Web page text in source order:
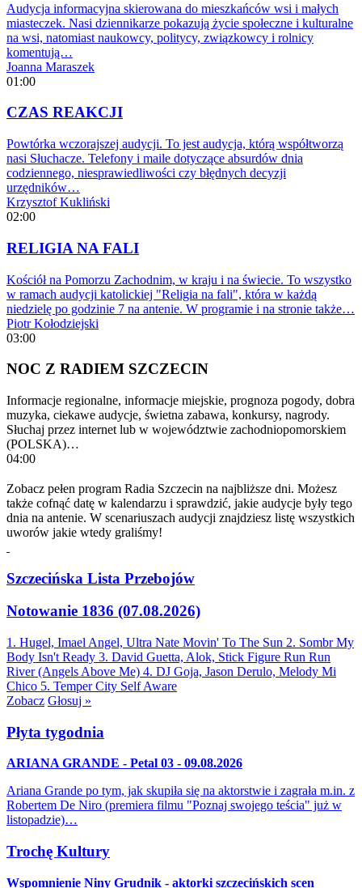
Audycja informacyjna skierowana do mieszkańców wsi i małych
miasteczek. Nasi dziennikarze pokazują życie społeczne i kulturalne
na wsi, natomiast naukowcy, politycy, związkowcy i rolnicy
komentują…
Joanna Maraszek
01:00
CZAS REAKCJI
Powtórka wczorajszej audycji. To jest audycja, którą współtworzą
nasi Słuchacze. Telefony i maile dotyczące absurdów dnia
codziennego, niesprawiedliwości czy błędnych decyzji
urzędników…
Krzysztof Kukliński
02:00
RELIGIA NA FALI
Kościół na Pomorzu Zachodnim, w kraju i na świecie. To wszystko
w ramach audycji katolickiej "Religia na fali", która w każdą
niedzielę po godzinie 7 na antenie. W programie i na stronie także…
Piotr Kołodziejski
03:00
NOC Z RADIEM SZCZECIN
Informacje regionalne, informacje miejskie, prognoza pogody, dobra
muzyka, ciekawe audycje, świetna zabawa, konkursy, nagrody.
Słuchaj przez internet lub w województwie zachodniopomorskiem
(POLSKA)…
04:00
Zobacz pełen program Radia Szczecin na najbliższe dni. Możesz
także cofnąć datę w kalendarzu i sprawdzić, jakie audycje były tego
dnia na antenie. W scenariuszach audycji znajdziesz listę wszystkich
uworów jakie wtedy graliśmy!
Szczecińska Lista Przebojów
Notowanie 1836 (07.08.2026)
1. Hugel, Imael Angel, Ultra Nate Movin' To The Sun 2. Sombr My
Body Isn't Ready 3. David Guetta, Alok, Stick Figure Run Run
River (Angels Above Me) 4. DJ Goja, Jason Derulo, Melody Mi
Chico 5. Temper City Self Aware
Zobacz Głosuj »
Płyta tygodnia
ARIANA GRANDE - Petal 03 - 09.08.2026
Ariana Grande po tym, jak skupiła się na aktorstwie i zagrała m.in. z
Robertem De Niro (premiera filmu "Poznaj swojego teścia" już w
listopadzie)…
Trochę Kultury
Wspomnienie Niny Grudnik - aktorki szczecińskich scen